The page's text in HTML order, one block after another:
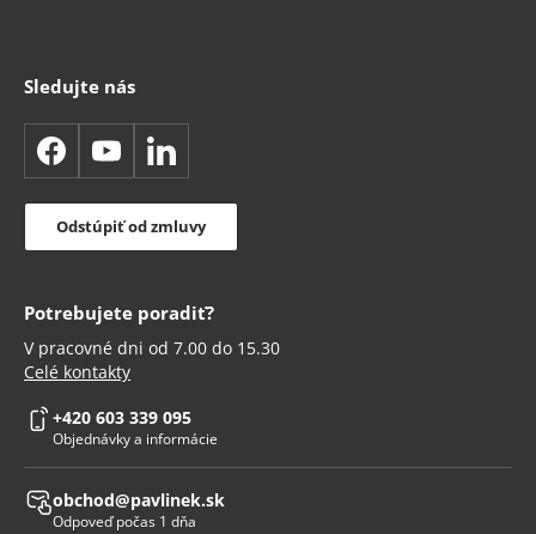
Sledujte nás
FacebookYouTubeLinkedIn
Odstúpiť od zmluvy
Potrebujete poradiť?
V pracovné dni od 7.00 do 15.30
Celé kontakty
+420 603 339 095
Objednávky a informácie
obchod@pavlinek.sk
Odpoveď počas 1 dňa